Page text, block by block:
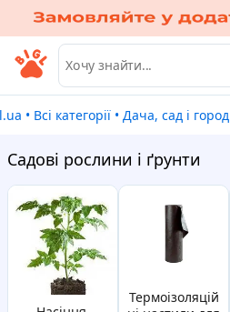
• Всі категорії • Дача, сад і город
Садові рослини і ґрунти
термоізоляцій